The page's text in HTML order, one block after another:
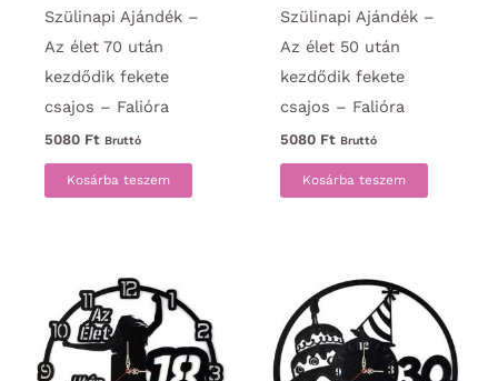
Szülinapi Ajándék –
Az élet 70 után
kezdődik fekete
csajos – Falióra
5080 Ft Bruttó
Kosárba teszem
Szülinapi Ajándék –
Az élet 50 után
kezdődik fekete
csajos – Falióra
5080 Ft Bruttó
Kosárba teszem